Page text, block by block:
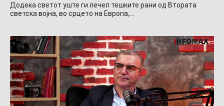
Додека светот уште ги лечел тешките рани од Втората
светска војна, во срцето на Европа,…